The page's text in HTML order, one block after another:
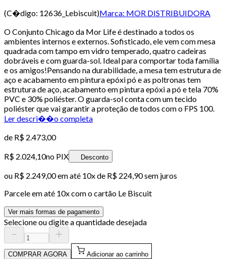
(C�digo: 12636_Lebiscuit)Marca: MOR DISTRIBUIDORA
O Conjunto Chicago da Mor Life é destinado a todos os
ambientes internos e externos. Sofisticado, ele vem com mesa
quadrada com tampo em vidro temperado, quatro cadeiras
dobráveis e com guarda-sol. Ideal para comportar toda família
e os amigos!Pensando na durabilidade, a mesa tem estrutura de
aço e acabamento em pintura epóxi pó e as poltronas tem
estrutura de aço, acabamento em pintura epóxi a pó e tela 70%
PVC e 30% poliéster. O guarda-sol conta com um tecido
poliéster que vai garantir a proteção de todos com o FPS 100.
Ler descri��o completa
de R$ 2.473,00
R$ 2.024,10no PIX Desconto
ou R$ 2.249,00em até 10x de R$ 224,90 sem juros
Parcele em até 10x com o cartão Le Biscuit
Ver mais formas de pagamento
Selecione ou digite a quantidade desejada
COMPRAR AGORA Adicionar ao carrinho